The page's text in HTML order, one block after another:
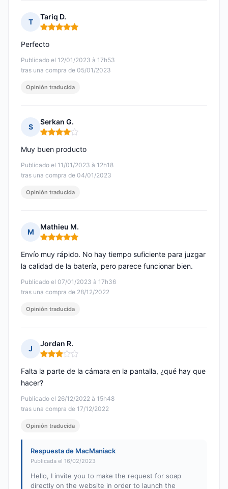
T
Tariq D.
Nota: 5 de 5
Publicado el 12/01/2023 à 17h53
tras una compra de 05/01/2023
Perfecto
Opinión traducida
S
Serkan G.
Nota: 4 de 5
Publicado el 11/01/2023 à 12h18
tras una compra de 04/01/2023
Muy buen producto
Opinión traducida
M
Mathieu M.
Nota: 5 de 5
Publicado el 07/01/2023 à 17h36
tras una compra de 28/12/2022
Envío muy rápido. No hay tiempo suficiente para juzgar
la calidad de la batería, pero parece funcionar bien.
Opinión traducida
J
Jordan R.
Nota: 3 de 5
Publicado el 26/12/2022 à 15h48
tras una compra de 17/12/2022
Falta la parte de la cámara en la pantalla, ¿qué hay que
hacer?
Opinión traducida
Respuesta de MacManiack
Publicada el 16/02/2023
Hello, I invite you to make the request for soap
directly on the website in order to launch the